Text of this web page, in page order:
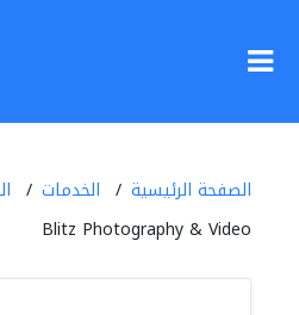
الصفحة الرئيسية الخدمات
Blitz Photography & Video